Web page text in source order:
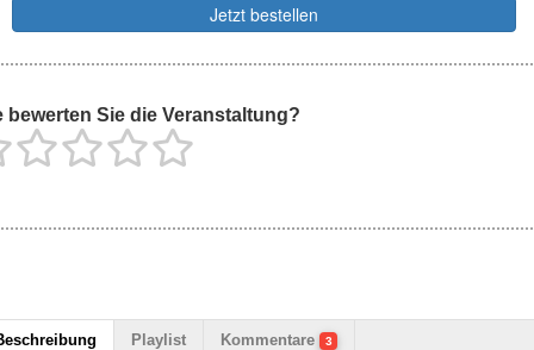
Jetzt bestellen
bewerten Sie die Veranstaltung?
Playlist Kommentare 3